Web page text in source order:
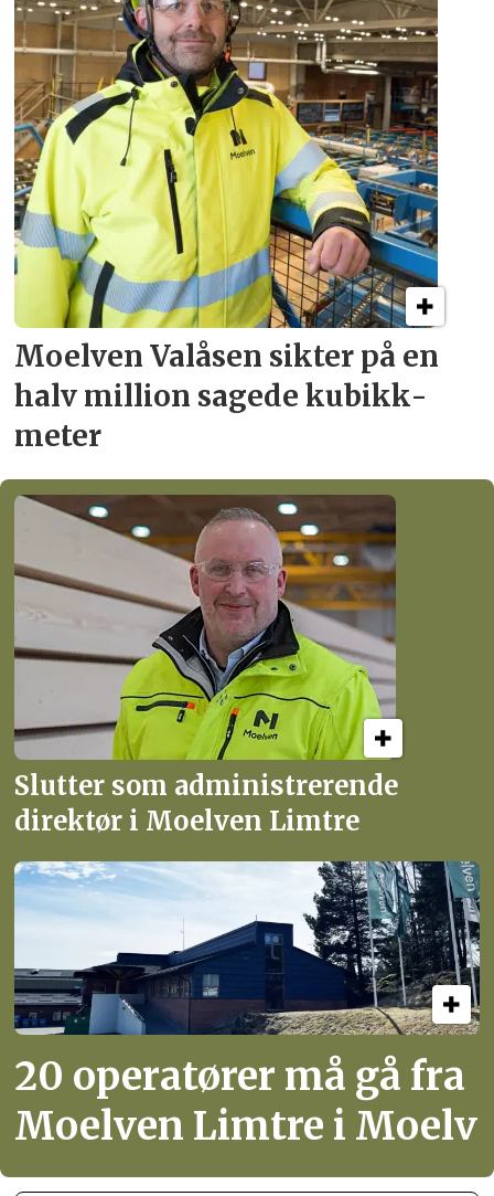
Moelven Valåsen sikter på en
halv million sagede kubikk­
meter
Slutter som administrerende
direktør i Moelven Limtre
20 operatører må gå fra
Moelven Limtre i Moelv